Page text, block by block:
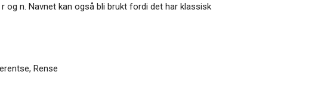
og n. Navnet kan også bli brukt fordi det har klassisk
, Rense